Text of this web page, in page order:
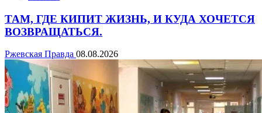
ТАМ, ГДЕ КИПИТ ЖИЗНЬ, И КУДА ХОЧЕТСЯ
ВОЗВРАЩАТЬСЯ.
Ржевская Правда 08.08.2026